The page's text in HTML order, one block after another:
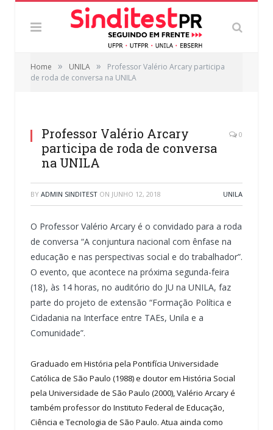
Home » UNILA »
Professor Valério Arcary participa
de roda de conversa na UNILA
Professor Valério Arcary
participa de roda de conversa
na UNILA
0
BY ADMIN SINDITEST ON JUNHO 12, 2018 UNILA
O Professor Valério Arcary é o convidado para a roda
de conversa “A conjuntura nacional com ênfase na
educação e nas perspectivas social e do trabalhador”.
O evento, que acontece na próxima segunda-feira
(18), às 14 horas, no auditório do JU na UNILA, faz
parte do projeto de extensão “Formação Política e
Cidadania na Interface entre TAEs, Unila e a
Comunidade”.
Graduado em História pela Pontifícia Universidade
Católica de São Paulo (1988) e doutor em História Social
pela Universidade de São Paulo (2000), Valério Arcary é
também professor do Instituto Federal de Educação,
Ciência e Tecnologia de São Paulo. Atua ainda como